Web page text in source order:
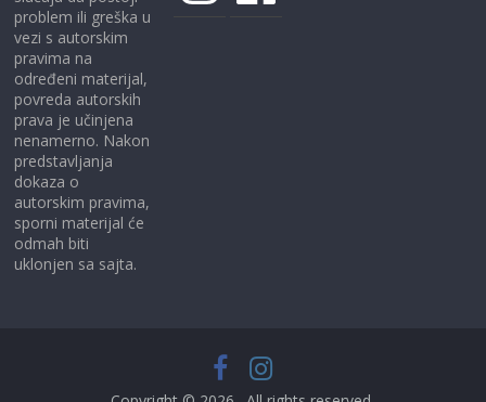
problem ili greška u
vezi s autorskim
pravima na
određeni materijal,
povreda autorskih
prava je učinjena
nenamerno. Nakon
predstavljanja
dokaza o
autorskim pravima,
sporni materijal će
odmah biti
uklonjen sa sajta.